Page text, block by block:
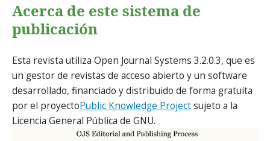
Acerca de este sistema de
publicación
Esta revista utiliza Open Journal Systems 3.2.0.3, que es
un gestor de revistas de acceso abierto y un software
desarrollado, financiado y distribuido de forma gratuita
por el proyectoPublic Knowledge Projectsujeto a la
Licencia General Pública de GNU.